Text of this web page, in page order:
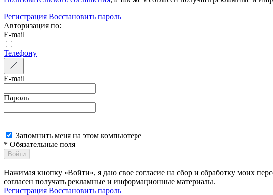
Регистрация Восстановить пароль
Авторизация по:
E-mail
Телефону
E-mail
Пароль
Запомнить меня на этом компьютере
* Обязательные поля
Войти
Нажимая кнопку «Войти», я даю свое согласие на сбор и обработку моих
согласен получать рекламные и информационные материалы.
Регистрация Восстановить пароль